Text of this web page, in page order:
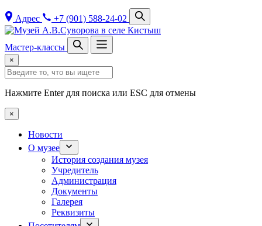
Адрес +7 (901) 588-24-02
Мастер-классы
×
Нажмите Enter для поиска или ESC для отмены
×
Новости
О музее
История создания музея
Учредитель
Администрация
Документы
Галерея
Реквизиты